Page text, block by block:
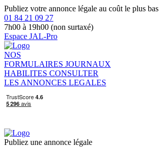
Publiez votre annonce légale au coût le plus bas
01 84 21 09 27
7h00 à 19h00 (non surtaxé)
Espace JAL-Pro
NOS
FORMULAIRES JOURNAUX
HABILITES CONSULTER
LES ANNONCES LEGALES
Publiez une annonce légale